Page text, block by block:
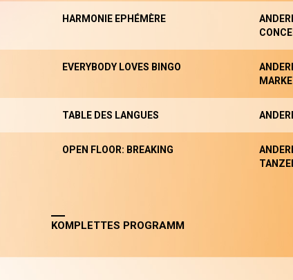
HARMONIE EPHÉMÈRE
EVERYBODY LOVES BINGO
TABLE DES LANGUES
OPEN FLOOR: BREAKING
KOMPLETTES PROGRAMM